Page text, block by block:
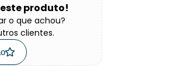
produto!
o que achou?
clientes.